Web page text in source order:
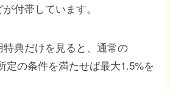
付帯しています。
典だけを見ると、通常の
定の条件を満たせば最大1.5%を